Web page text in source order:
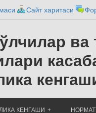
Сайт харитаси
ва
КЕНГАШИ